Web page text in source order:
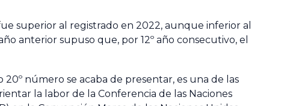
superior al registrado en 2022, aunque inferior al
anterior supuso que, por 12º año consecutivo, el
número se acaba de presentar, es una de las
la labor de la Conferencia de las Naciones